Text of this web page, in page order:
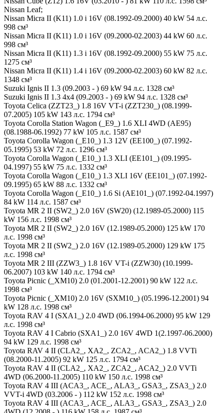
Nissan Leaf;
Nissan Micra II (K11) 1.0 i 16V (08.1992-09.2000) 40 kW 54 л.с.
998 см³
Nissan Micra II (K11) 1.0 i 16V (09.2000-02.2003) 44 kW 60 л.с.
998 см³
Nissan Micra II (K11) 1.3 i 16V (08.1992-09.2000) 55 kW 75 л.с.
1275 см³
Nissan Micra II (K11) 1.4 i 16V (09.2000-02.2003) 60 kW 82 л.с.
1348 см³
Suzuki Ignis II 1.3 (09.2003 - ) 69 kW 94 л.с. 1328 см³
Suzuki Ignis II 1.3 4x4 (09.2003 - ) 69 kW 94 л.с. 1328 см³
Toyota Celica (ZZT23_) 1.8 16V VT-i (ZZT230_) (08.1999-
07.2005) 105 kW 143 л.с. 1794 см³
Toyota Corolla Station Wagon (_E9_) 1.6 XLI 4WD (AE95)
(08.1988-06.1992) 77 kW 105 л.с. 1587 см³
Toyota Corolla Wagon (_E10_) 1.3 12V (EE100_) (07.1992-
05.1995) 53 kW 72 л.с. 1296 см³
Toyota Corolla Wagon (_E10_) 1.3 XLI (EE101_) (09.1995-
04.1997) 55 kW 75 л.с. 1332 см³
Toyota Corolla Wagon (_E10_) 1.3 XLI 16V (EE101_) (07.1992-
09.1995) 65 kW 88 л.с. 1332 см³
Toyota Corolla Wagon (_E10_) 1.6 Si (AE101_) (07.1992-04.1997)
84 kW 114 л.с. 1587 см³
Toyota MR 2 II (SW2_) 2.0 16V (SW20) (12.1989-05.2000) 115
kW 156 л.с. 1998 см³
Toyota MR 2 II (SW2_) 2.0 16V (12.1989-05.2000) 125 kW 170
л.с. 1998 см³
Toyota MR 2 II (SW2_) 2.0 16V (12.1989-05.2000) 129 kW 175
л.с. 1998 см³
Toyota MR 2 III (ZZW3_) 1.8 16V VT-i (ZZW30) (10.1999-
06.2007) 103 kW 140 л.с. 1794 см³
Toyota Picnic (_XM10) 2.0 (01.2001-12.2001) 90 kW 122 л.с.
1998 см³
Toyota Picnic (_XM10) 2.0 16V (SXM10_) (05.1996-12.2001) 94
kW 128 л.с. 1998 см³
Toyota RAV 4 I (SXA1_) 2.0 4WD (06.1994-06.2000) 95 kW 129
л.с. 1998 см³
Toyota RAV 4 I Cabrio (SXA1_) 2.0 16V 4WD 1(2.1997-06.2000)
94 kW 129 л.с. 1998 см³
Toyota RAV 4 II (CLA2_, XA2_, ZCA2_, ACA2_) 1.8 VVTi
(08.2000-11.2005) 92 kW 125 л.с. 1794 см³
Toyota RAV 4 II (CLA2_, XA2_, ZCA2_, ACA2_) 2.0 VVTi
4WD (06.2000-11.2005) 110 kW 150 л.с. 1998 см³
Toyota RAV 4 III (ACA3_, ACE_, ALA3_, GSA3_, ZSA3_) 2.0
VVT-i 4WD (03.2006 - ) 112 kW 152 л.с. 1998 см³
Toyota RAV 4 III (ACA3_, ACE_, ALA3_, GSA3_, ZSA3_) 2.0